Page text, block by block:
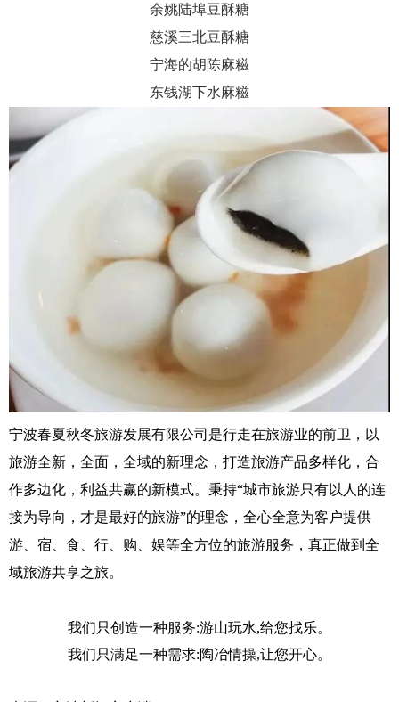
余姚陆埠豆酥糖
慈溪三北豆酥糖
宁海的胡陈麻糍
东钱湖下水麻糍
宁波春夏秋冬旅游发展有限公司是行走在旅游业的前卫，以
旅游全新，全面，全域的新理念，打造旅游产品多样化，合
作多边化，利益共赢的新模式。秉持“城市旅游只有以人的连
接为导向，才是最好的旅游”的理念，全心全意为客户提供
游、宿、食、行、购、娱等全方位的旅游服务，真正做到全
域旅游共享之旅。
我们只创造一种服务:游山玩水,给您找乐。
我们只满足一种需求:陶冶情操,让您开心。